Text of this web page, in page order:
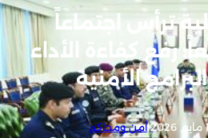
ترأس اجتماعاً
رفع كفاءة الأداء
الأمنية
|أمن ومحاكم